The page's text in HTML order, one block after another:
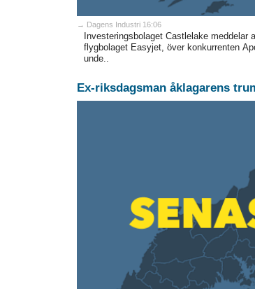
→ Dagens Industri 16:06
Investeringsbolaget Castlelake
flygbolaget Easyjet, över konkurrenten
unde..
Ex-riksdagsman åklagarens